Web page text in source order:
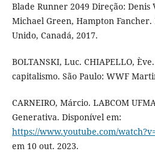
Blade Runner 2049 Direção: Denis
Michael Green, Hampton Fancher.
Unido, Canadá, 2017.
BOLTANSKI, Luc. CHIAPELLO,
capitalismo. São Paulo: WWF
CARNEIRO, Márcio. LABCOM
Generativa. Disponível em:
https://www.youtube.com/
em 10 out. 2023.